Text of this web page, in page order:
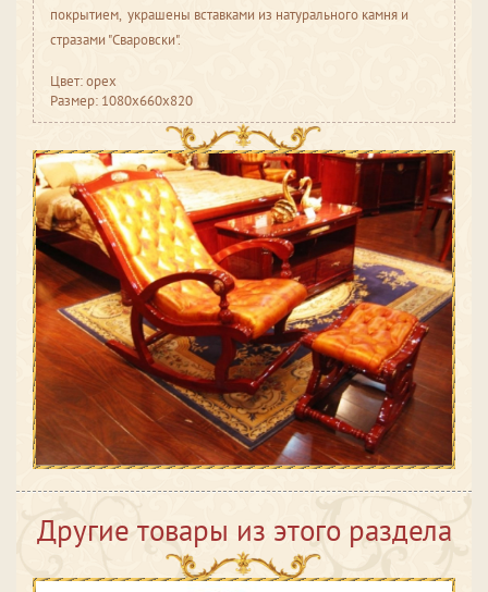
покрытием, украшены вставками из натурального камня и
стразами "Сваровски".
Цвет: орех
Размер: 1080x660x820
Другие товары из этого раздела